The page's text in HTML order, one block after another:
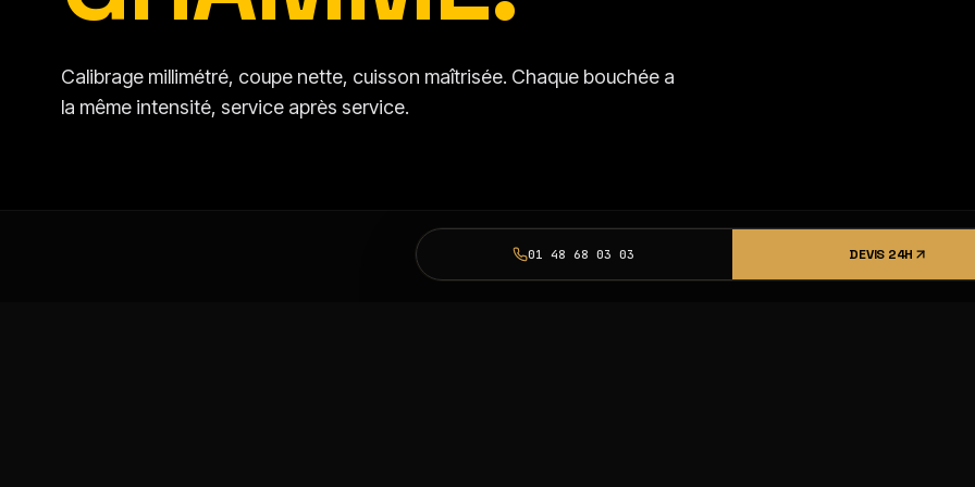
Calibrage millimétré, coupe nette, cuisson maîtrisée. Chaque bouchée a
la même intensité, service après service.
01 48 68 03 03 DEVIS 24H